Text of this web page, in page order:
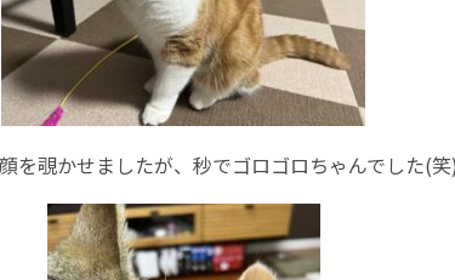
を覗かせましたが、秒でゴロゴロちゃんでした(笑)